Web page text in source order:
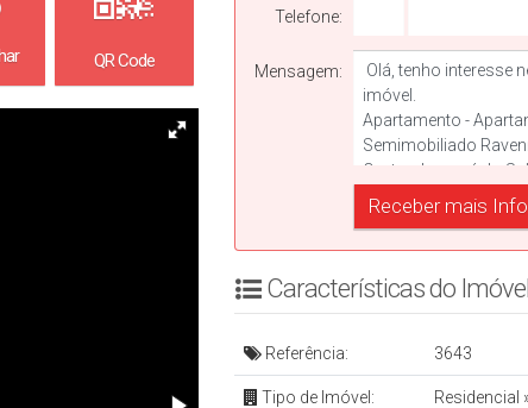
QR Code
Telefone:
Mensagem:
Características do Imóvel
Referência: 3643
Tipo de Imóvel: Residencial